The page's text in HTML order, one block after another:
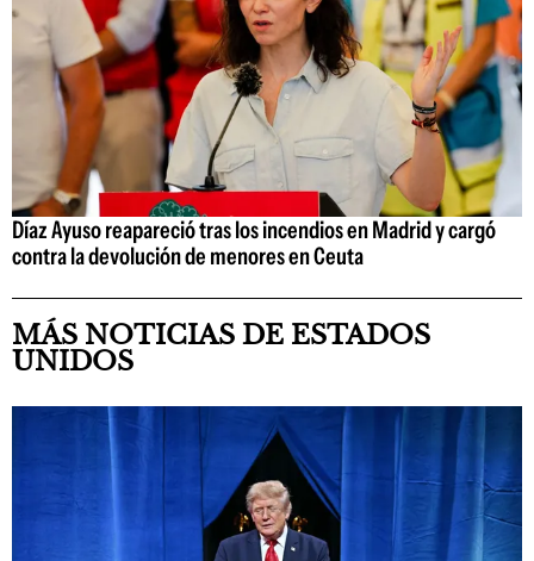
Díaz Ayuso reapareció tras los incendios en Madrid y cargó
contra la devolución de menores en Ceuta
MÁS NOTICIAS DE ESTADOS
UNIDOS